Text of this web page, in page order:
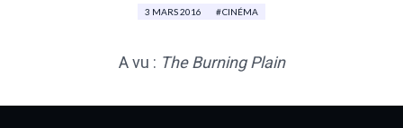
3 MARS 2016 CINÉMA
A vu : The Burning Plain